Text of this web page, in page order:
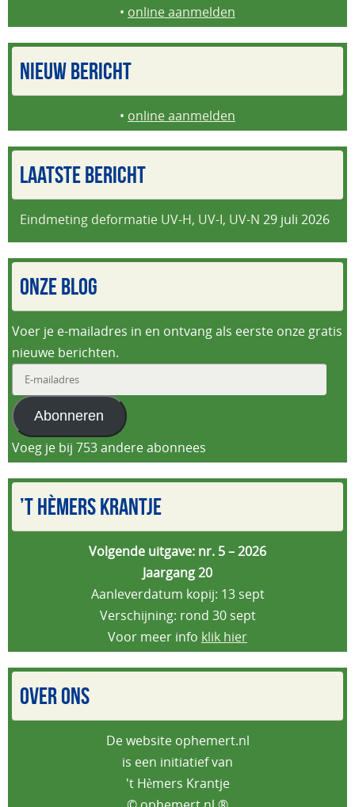
• online aanmelden
NIEUW BERICHT
• online aanmelden
LAATSTE BERICHT
Eindmeting deformatie UV-H, UV-I, UV-N 29 juli 2026
ONZE BLOG
Voer je e-mailadres in en ontvang als eerste onze gratis
nieuwe berichten.
mailadres
Abonneren
Voeg je bij 753 andere abonnees
’T HÈMERS KRANTJE
Volgende uitgave: nr. 5 – 2026
Jaargang 20
Aanleverdatum kopij: 13 sept
Verschijning: rond 30 sept
Voor meer info klik hier
OVER ONS
De website ophemert.nl
is een initiatief van
't Hèmers Krantje